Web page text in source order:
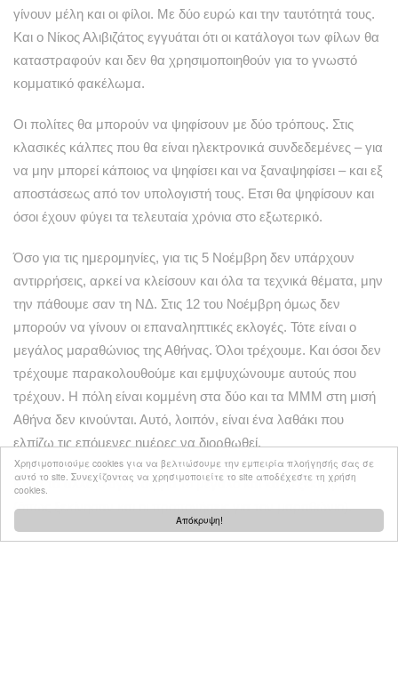
Απόκρυψη!
Χρησιμοποιούμε cookies για να βελτιώσουμε την εμπειρία πλοήγησής σας σε
αυτό το site. Συνεχίζοντας να χρησιμοποιείτε το site αποδέχεστε τη χρήση
cookies.
γίνουν μέλη και οι φίλοι. Με δύο ευρώ και την ταυτότητά τους.
Και ο Νίκος Αλιβιζάτος εγγυάται ότι οι κατάλογοι των φίλων θα
καταστραφούν και δεν θα χρησιμοποιηθούν για το γνωστό
κομματικό φακέλωμα.
Οι πολίτες θα μπορούν να ψηφίσουν με δύο τρόπους. Στις
κλασικές κάλπες που θα είναι ηλεκτρονικά συνδεδεμένες – για
να μην μπορεί κάποιος να ψηφίσει και να ξαναψηφίσει – και εξ
αποστάσεως από τον υπολογιστή τους. Ετσι θα ψηφίσουν και
όσοι έχουν φύγει τα τελευταία χρόνια στο εξωτερικό.
Όσο για τις ημερομηνίες, για τις 5 Νοέμβρη δεν υπάρχουν
αντιρρήσεις, αρκεί να κλείσουν και όλα τα τεχνικά θέματα, μην
την πάθουμε σαν τη ΝΔ. Στις 12 του Νοέμβρη όμως δεν
μπορούν να γίνουν οι επαναληπτικές εκλογές. Τότε είναι ο
μεγάλος μαραθώνιος της Αθήνας. Όλοι τρέχουμε. Και όσοι δεν
τρέχουμε παρακολουθούμε και εμψυχώνουμε αυτούς που
τρέχουν. Η πόλη είναι κομμένη στα δύο και τα ΜΜΜ στη μισή
Αθήνα δεν κινούνται. Αυτό, λοιπόν, είναι ένα λαθάκι που
ελπίζω τις επόμενες ημέρες να διορθωθεί.
Κατά τα άλλα ο αγώνας για το μεγάλο και καλό ξεκίνησε
(όπως ξεκίνησαν και οι προπονήσεις για τον μαραθώνιο).